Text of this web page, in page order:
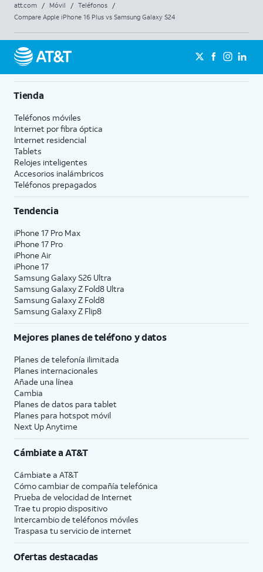
att.com / Móvil / Teléfonos
/
Compare Apple iPhone 16 Plus vs Samsung Galaxy S24
Tienda
Teléfonos móviles
Internet por fibra óptica
Internet residencial
Tablets
Relojes inteligentes
Accesorios inalámbricos
Teléfonos prepagados
Tendencia
iPhone 17 Pro Max
iPhone 17 Pro
iPhone Air
iPhone 17
Samsung Galaxy S26 Ultra
Samsung Galaxy Z Fold8 Ultra
Samsung Galaxy Z Fold8
Samsung Galaxy Z Flip8
Mejores planes de teléfono y datos
Planes de telefonía ilimitada
Planes internacionales
Añade una línea
Cambia
Planes de datos para tablet
Planes para hotspot móvil
Next Up Anytime
Cámbiate aAT&T
Cámbiate a AT&T
Cómo cambiar de compañía telefónica
Prueba de velocidad de Internet
Trae tu propio dispositivo
Intercambio de teléfonos móviles
Traspasa tu servicio de internet
Ofertas destacadas